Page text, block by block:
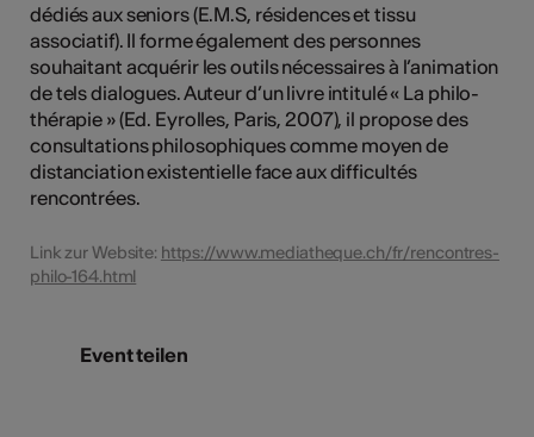
dédiés aux seniors (E.M.S, résidences et tissu
associatif). Il forme également des personnes
souhaitant acquérir les outils nécessaires à l’animation
de tels dialogues. Auteur d’un livre intitulé « La philo-
thérapie » (Ed. Eyrolles, Paris, 2007), il propose des
consultations philosophiques comme moyen de
distanciation existentielle face aux difficultés
rencontrées.
Link zur Website: https://www.mediatheque.ch/fr/rencontres-
philo-164.html
Event teilen